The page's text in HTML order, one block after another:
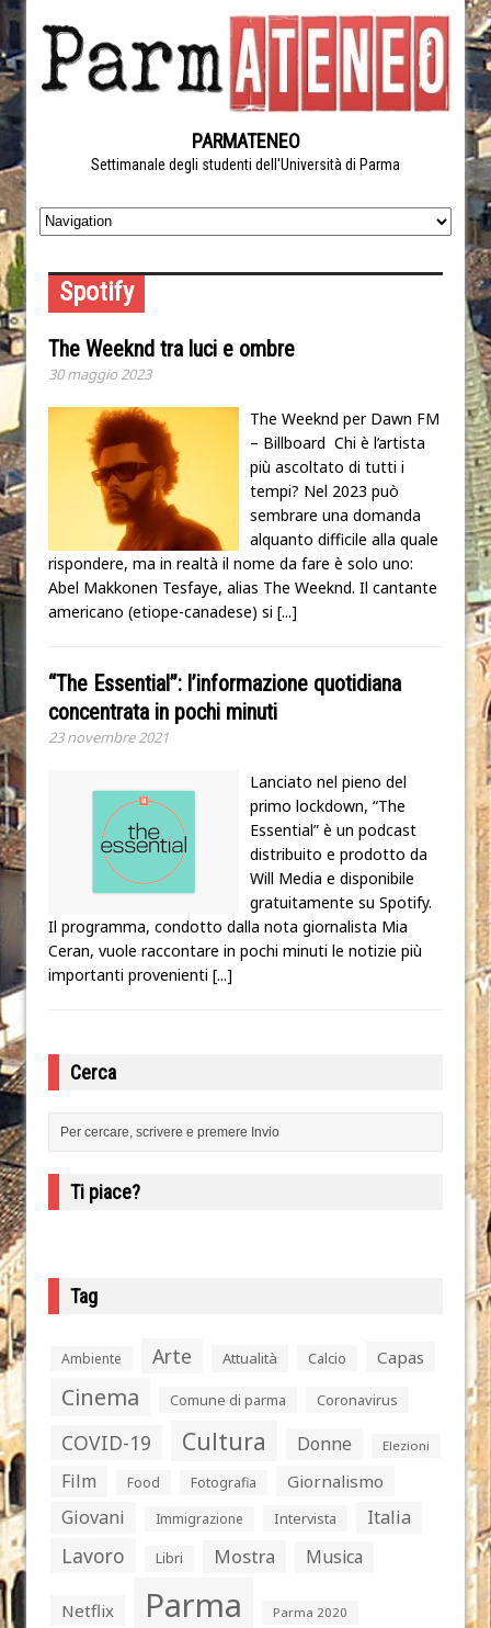
PARMATENEO
Settimanale degli studenti dell'Università di Parma
Spotify
The Weeknd tra luci e ombre
30 maggio 2023
The Weeknd per Dawn FM
– Billboard Chi è l’artista
più ascoltato di tutti i
tempi? Nel 2023 può
sembrare una domanda
alquanto difficile alla quale
rispondere, ma in realtà il nome da fare è solo uno:
Abel Makkonen Tesfaye, alias The Weeknd. Il cantante
americano (etiope-canadese) si [...]
“The Essential”: l’informazione quotidiana
concentrata in pochi minuti
23 novembre 2021
Lanciato nel pieno del
primo lockdown, “The
Essential” è un podcast
distribuito e prodotto da
Will Media e disponibile
gratuitamente su Spotify.
Il programma, condotto dalla nota giornalista Mia
Ceran, vuole raccontare in pochi minuti le notizie più
importanti provenienti [...]
Cerca
Ti piace?
Tag
Ambiente Arte Attualità Calcio Capas
Cinema Comune di parma Coronavirus
COVID-19 Cultura Donne Elezioni
Film Food Fotografia Giornalismo
Giovani Immigrazione Intervista Italia
Lavoro Libri Mostra Musica
Netflix Parma Parma 2020